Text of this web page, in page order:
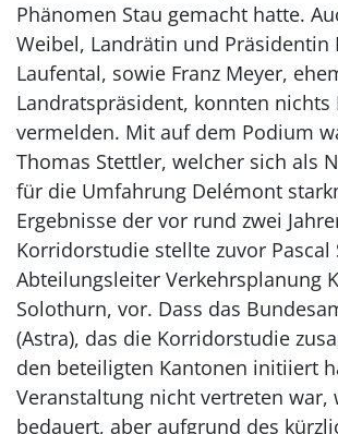
Phänomen Stau gemacht hatte.
Weibel, Landrätin und Präsidentin
Laufental, sowie Franz Meyer,
Landratspräsident, konnten nichts
vermelden. Mit auf dem Podium
Thomas Stettler, welcher sich als
für die Umfahrung Delémont
Ergebnisse der vor rund zwei
Korridorstudie stellte zuvor Pascal
Abteilungsleiter Verkehrsplanung
Solothurn, vor. Dass das
(Astra), das die Korridorstudie
den ­beteiligten Kantonen initiiert
Veranstaltung nicht vertreten war,
bedauert, aber aufgrund des